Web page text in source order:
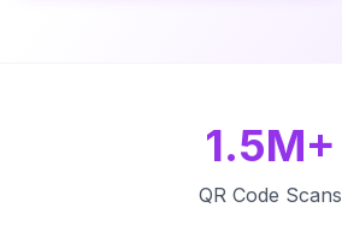
1.5M+
QR Code Scans